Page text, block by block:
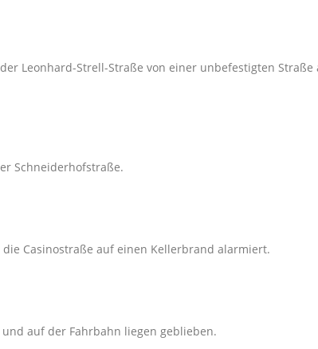
Leonhard-Strell-Straße von einer unbefestigten Straße
Schneiderhofstraße.
Casinostraße auf einen Kellerbrand alarmiert.
auf der Fahrbahn liegen geblieben.